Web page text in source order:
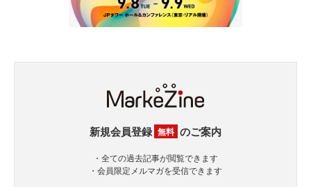
新規会員登録 無料 のご案内
・全ての過去記事が閲覧できます
・会員限定メルマガを受信できます